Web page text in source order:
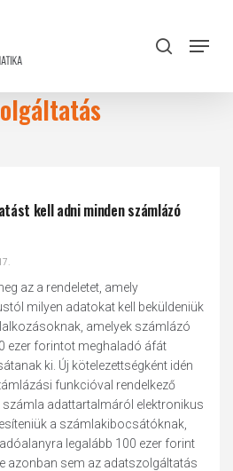
search
Menu
kell adni minden számlázó
az a rendeletet, amely
milyen adatokat kell beküldeniük
amelyek számlázó
ezer forintot meghaladó áfát
ki. Új kötelezettségként idén
funkcióval rendelkező
adattartalmáról elektronikus
a számlakibocsátóknak,
legalább 100 ezer forint
azonban sem az adatszolgáltatás
Close